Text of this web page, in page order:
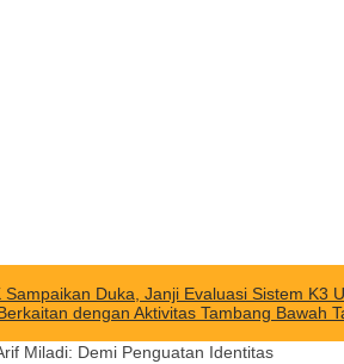
Sampaikan Duka, Janji Evaluasi Sistem K3
dengan Aktivitas Tambang Bawah
Miladi: Demi Penguatan Identitas